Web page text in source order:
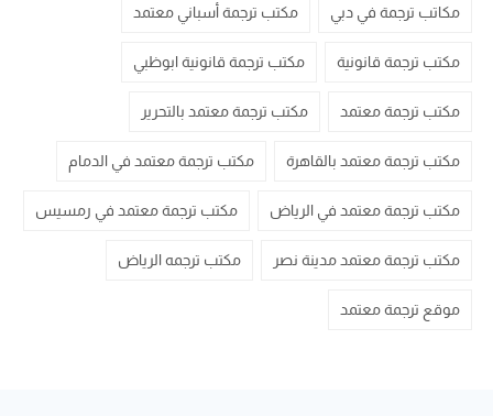
مكاتب ترجمة في دبي مكتب ترجمة أسباني معتمد
مكتب ترجمة قانونية مكتب ترجمة قانونية ابوظبي
مكتب ترجمة معتمد مكتب ترجمة معتمد بالتحرير
مكتب ترجمة معتمد بالقاهرة مكتب ترجمة معتمد في الدمام
مكتب ترجمة معتمد في الرياض مكتب ترجمة معتمد في رمسيس
مكتب ترجمة معتمد مدينة نصر مكتب ترجمه الرياض
موقع ترجمة معتمد